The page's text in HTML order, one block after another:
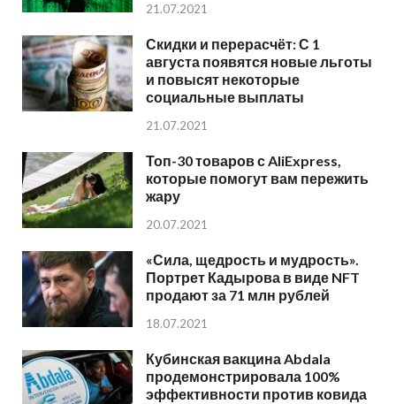
21.07.2021
Скидки и перерасчёт: С 1
августа появятся новые льготы
и повысят некоторые
социальные выплаты
21.07.2021
Топ-30 товаров с AliExpress,
которые помогут вам пережить
жару
20.07.2021
«Сила, щедрость и мудрость».
Портрет Кадырова в виде NFT
продают за 71 млн рублей
18.07.2021
Кубинская вакцина Abdala
продемонстрировала 100%
эффективности против ковида